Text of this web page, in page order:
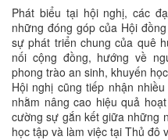
Phát biểu tại hội nghị, các
những đóng góp của Hội
sự phát triển chung của quê
nối cộng đồng, hướng về
phong trào an sinh, khuyến
Hội nghị cũng tiếp nhận
nhằm nâng cao hiệu quả
cường sự gắn kết giữa những
học tập và làm việc tại Thủ đô